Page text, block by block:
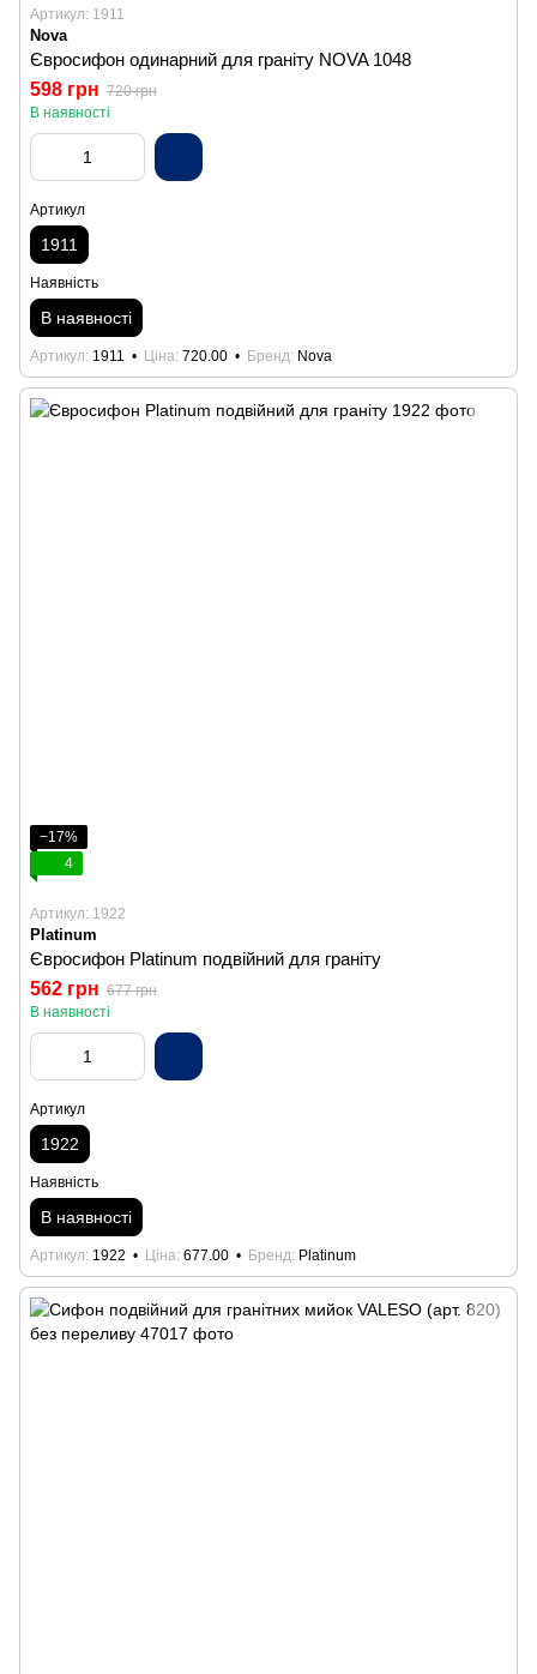
Артикул: 1911
Nova
Євросифон одинарний для граніту NOVA 1048
598 грн 720 грн
В наявності
Артикул
1911
Наявність
В наявності
Артикул 1911 Ціна 720.00 Бренд Nova
−17%
4
Артикул: 1922
Platinum
Євросифон Platinum подвійний для граніту
562 грн 677 грн
В наявності
Артикул
1922
Наявність
В наявності
Артикул 1922 Ціна 677.00 Бренд Platinum